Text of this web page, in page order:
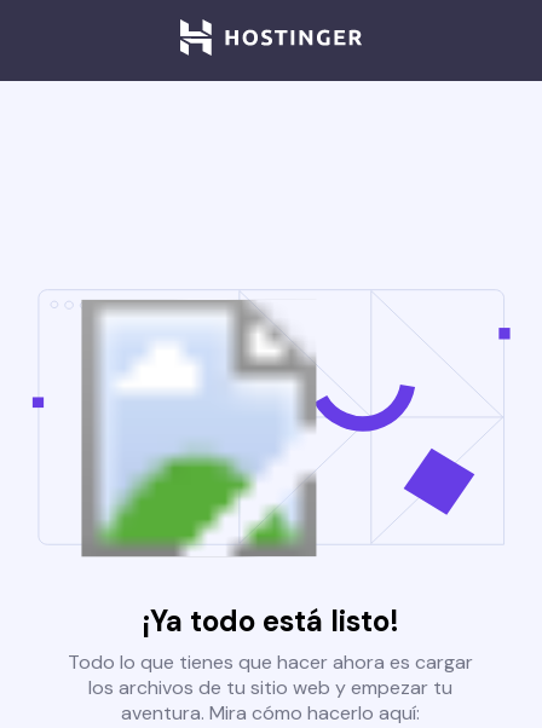
¡Ya todo está listo!
Todo lo que tienes que hacer ahora es cargar
los archivos de tu sitio web y empezar tu
aventura. Mira cómo hacerlo aquí: